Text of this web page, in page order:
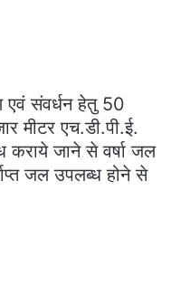
एवं संवर्धन हेतु 50
मीटर एच.डी.पी.ई.
कराये जाने से वर्षा जल
जल उपलब्ध होने से